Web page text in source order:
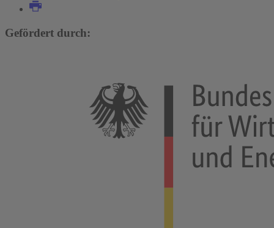
Gefördert durch: